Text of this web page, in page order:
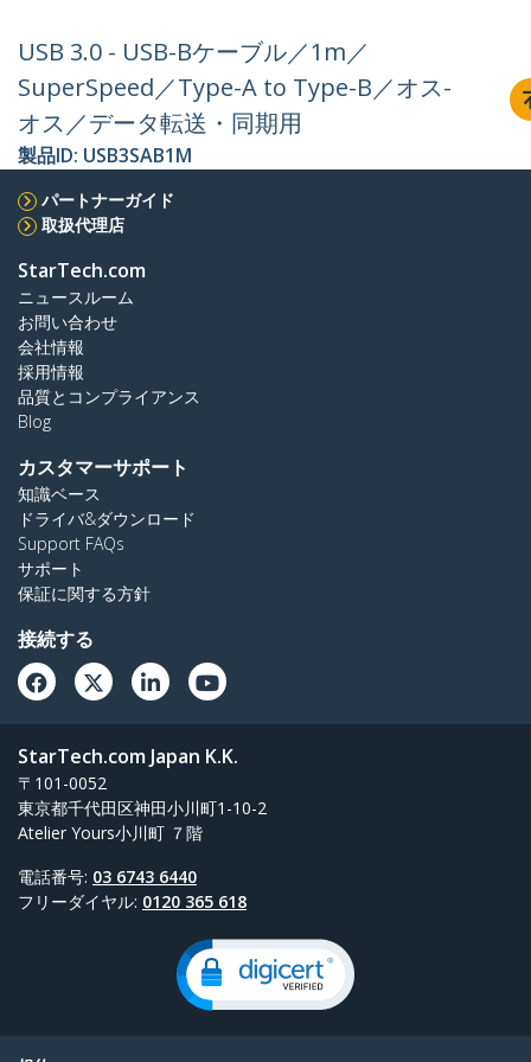
USB 3.0 - USB-Bケーブル／1m／
SuperSpeed／Type-A to Type-B／オス-
オス／データ転送・同期用
製品ID: USB3SAB1M
パートナーガイド
取扱代理店
StarTech.com
ニュースルーム
お問い合わせ
会社情報
採用情報
品質とコンプライアンス
Blog
カスタマーサポート
知識ベース
ドライバ&ダウンロード
Support FAQs
サポート
保証に関する方針
接続する
StarTech.com Japan K.K.
〒101-0052
東京都千代田区神田小川町1-10-2
Atelier Yours小川町 ７階
電話番号: 03 6743 6440
フリーダイヤル: 0120 365 618